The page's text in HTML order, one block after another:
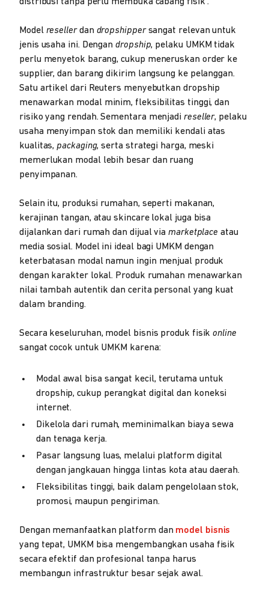
Model resellerdan dropshippersangat relevan untuk
jenis usaha ini. Dengandropship, pelaku UMKM tidak
perlu menyetok barang, cukup meneruskan order ke
supplier, dan barang dikirim langsung ke pelanggan.
Satu artikel dari Reuters menyebutkan dropship
menawarkan modal minim, fleksibilitas tinggi, dan
risiko yang rendah. Sementara menjadi reseller, pelaku
usaha menyimpan stok dan memiliki kendali atas
kualitas, packaging, serta strategi harga, meski
memerlukan modal lebih besar dan ruang
penyimpanan.
Selain itu, produksi rumahan, seperti makanan,
kerajinan tangan, atau skincare lokal juga bisa
dijalankan dari rumah dan dijual viamarketplace atau
media sosial. Model ini ideal bagi UMKM dengan
keterbatasan modal namun ingin menjual produk
dengan karakter lokal. Produk rumahan menawarkan
nilai tambah autentik dan cerita personal yang kuat
dalam branding.
Secara keseluruhan, model bisnis produk fisikonline
sangat cocok untuk UMKM karena:
Modal awal bisa sangat kecil, terutama untuk
dropship, cukup perangkat digital dan koneksi
internet.
Dikelola dari rumah, meminimalkan biaya sewa
dan tenaga kerja.
Pasar langsung luas, melalui platform digital
dengan jangkauan hingga lintas kota atau daerah.
Fleksibilitas tinggi, baik dalam pengelolaan stok,
promosi, maupun pengiriman.
Dengan memanfaatkan platform dan model bisnis
yang tepat, UMKM bisa mengembangkan usaha fisik
secara efektif dan profesional tanpa harus
membangun infrastruktur besar sejak awal.